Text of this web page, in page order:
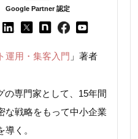
Google Partner 認定
運用・集客入門 」著者
の専門家として、15年間
な戦略をもって中小企業
導く。